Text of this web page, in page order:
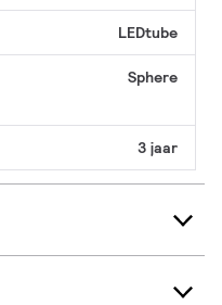
LEDtube
Sphere
3 jaar